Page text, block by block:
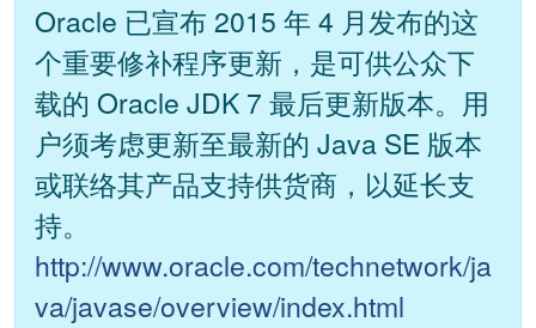
Oracle 已宣布 2015 年 4 月发布的这
个重要修补程序更新，是可供公众下
载的 Oracle JDK 7 最后更新版本。用
户须考虑更新至最新的 Java SE 版本
或联络其产品支持供货商，以延长支
持。
http://www.oracle.com/technetwork/ja
va/javase/overview/index.html